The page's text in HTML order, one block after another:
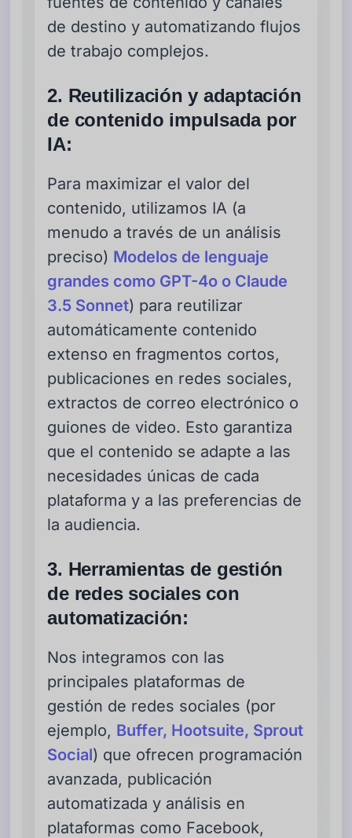
de destino y automatizando flujos
de trabajo complejos.
2. Reutilización y adaptación
de contenido impulsada por
IA:
Para maximizar el valor del
contenido, utilizamos IA (a
menudo a través de un análisis
preciso) Modelos de lenguaje
grandes como GPT-4o o Claude
3.5 Sonnet) para reutilizar
automáticamente contenido
extenso en fragmentos cortos,
publicaciones en redes sociales,
extractos de correo electrónico o
guiones de video. Esto garantiza
que el contenido se adapte a las
necesidades únicas de cada
plataforma y a las preferencias de
la audiencia.
3. Herramientas de gestión
de redes sociales con
automatización:
Nos integramos con las
principales plataformas de
gestión de redes sociales (por
ejemplo, Buffer, Hootsuite, Sprout
Social) que ofrecen programación
avanzada, publicación
automatizada y análisis en
plataformas como Facebook,